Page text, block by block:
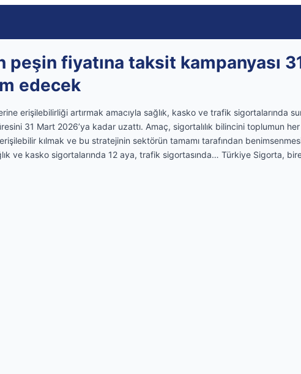
peşin fiyatına taksit kampanyası
edecek
erişilebilirliği artırmak amacıyla sağlık, kasko ve trafik sigortalarında
31 Mart 2026’ya kadar uzattı. Amaç, sigortalılık bilincini toplumun
kılmak ve bu stratejinin sektörün tamamı tarafından
ve kasko sigortalarında 12 aya, trafik sigortasında… Türkiye Sigorta,